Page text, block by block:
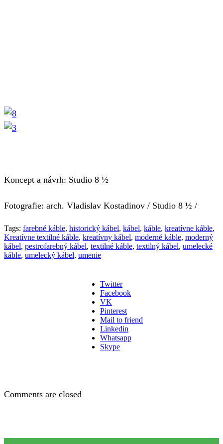
Koncept a návrh: Studio 8 ½
Fotografie: arch. Vladislav Kostadinov / Studio 8 ½ /
Tags: farebné káble, historický kábel, kábel, káble, kreatívne káble,
Kreatívne textilné káble, kreatívny kábel, moderné káble, moderný
kábel, pestrofarebný kábel, textilné káble, textilný kábel, umelecké
káble, umelecký kábel, umenie
Twitter
Facebook
VK
Pinterest
Mail to friend
Linkedin
Whatsapp
Skype
Comments are closed